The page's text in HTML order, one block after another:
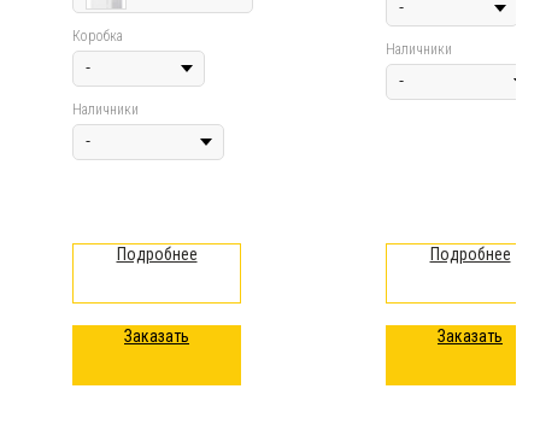
Коробка
Наличники
Подробнее
Заказать
Наличники
Подробнее
Заказать